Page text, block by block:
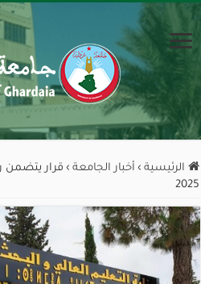
الرئيسية › أخبار الجامعة ›
2025